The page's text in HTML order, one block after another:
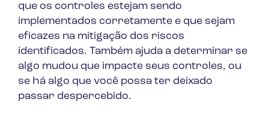
que os controles estejam sendo
implementados corretamente e que sejam
eficazes na mitigação dos riscos
identificados. Também ajuda a determinar se
algo mudou que impacte seus controles, ou
se há algo que você possa ter deixado
passar despercebido.